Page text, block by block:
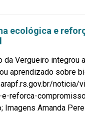
ecológica e
da Vergueiro integrou
aprendizado sobre
noticia/
reforca-
Amanda